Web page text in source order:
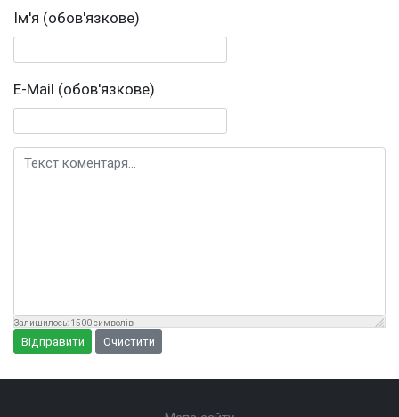
Ім'я (обов'язкове)
E-Mail (обов'язкове)
Текст коментаря
Залишилось: 1500символів
Відправити Очистити